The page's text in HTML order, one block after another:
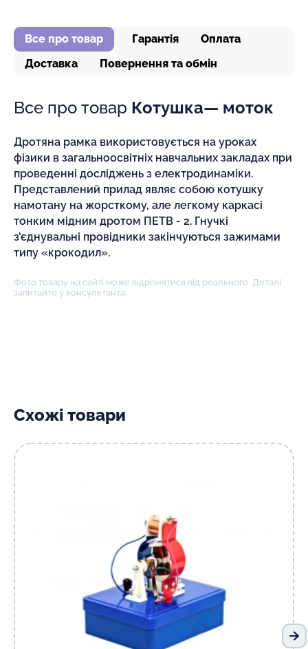
Все про товар Гарантія
Оплата
Доставка
Повернення та обмін
Все про товар Котушка— моток
Дротяна рамка використовується на уроках
фізики в загальноосвітніх навчальних закладах при
проведенні досліджень з електродинаміки.
Представлений прилад являє собою котушку
намотану на жорсткому, але легкому каркасі
тонким мідним дротом ПЕТВ - 2. Гнучкі
з'єднувальні провідники закінчуються зажимами
типу «крокодил».
Фото товару на сайті може відрізнятися від реального. Деталі
запитайте у консультанта.
Схожі товари